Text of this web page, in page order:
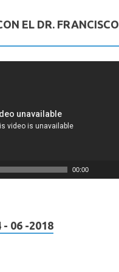
EL DR. FRANCISCO
00:00
- 06 -2018